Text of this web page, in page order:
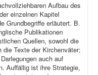
Aufbau des
einzelnen Kapitel
Grundbegriffe erläutert. B.
Publikationen
Quellen, sowohl die
Texte der Kirchenväter;
auch auf
Auffällig ist ihre Strategie,